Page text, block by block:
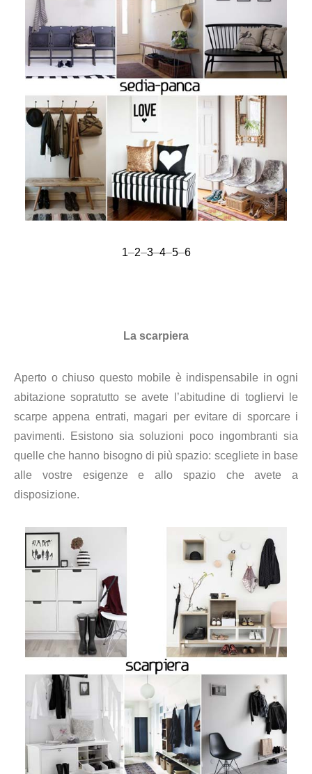
1–2–3–4–5–6
La scarpiera
Aperto o chiuso questo mobile è indispensabile in ogni
abitazione sopratutto se avete l’abitudine di togliervi le
scarpe appena entrati, magari per evitare di sporcare i
pavimenti. Esistono sia soluzioni poco ingombranti sia
quelle che hanno bisogno di più spazio: scegliete in base
alle vostre esigenze e allo spazio che avete a
disposizione.